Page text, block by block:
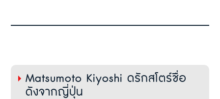
Matsumoto Kiyoshi ดรักสโตร์ชื่อ
ดังจากญี่ปุ่น